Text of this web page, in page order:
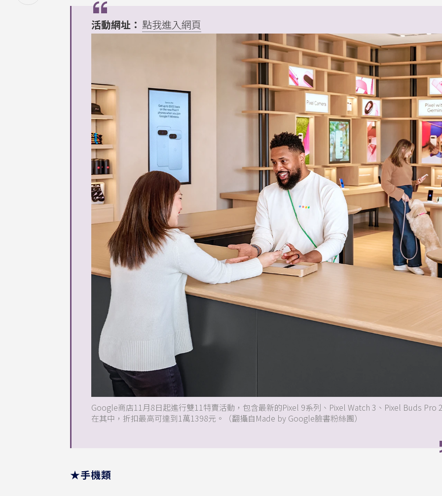
活動網址： 點我進入網頁
Google商店11月8日起進行雙11特賣活動，包含最新的Pixel 9系列、Pixel Watch 3、Pixel Buds Pro
在其中，折扣最高可達到1萬1398元。（翻攝自Made by Google臉書粉絲團）
★手機類